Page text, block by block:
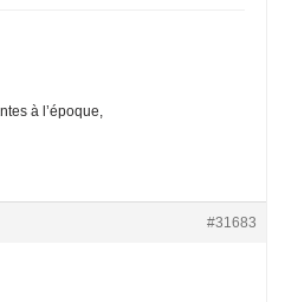
à l’époque,
#31683